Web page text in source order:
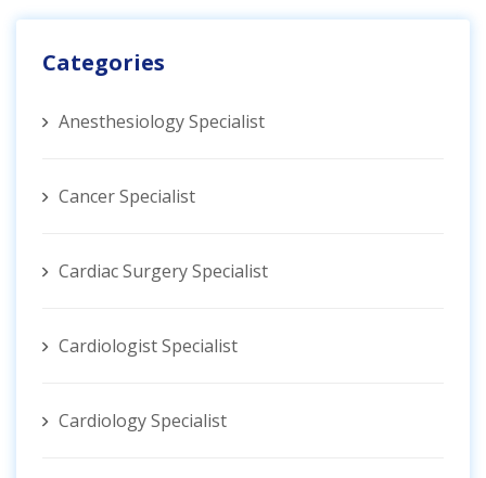
Categories
Anesthesiology Specialist
Cancer Specialist
Cardiac Surgery Specialist
Cardiologist Specialist
Cardiology Specialist